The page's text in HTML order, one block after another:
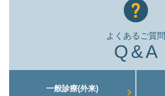
よくあるご質問
Q&A
一般診療(外来)